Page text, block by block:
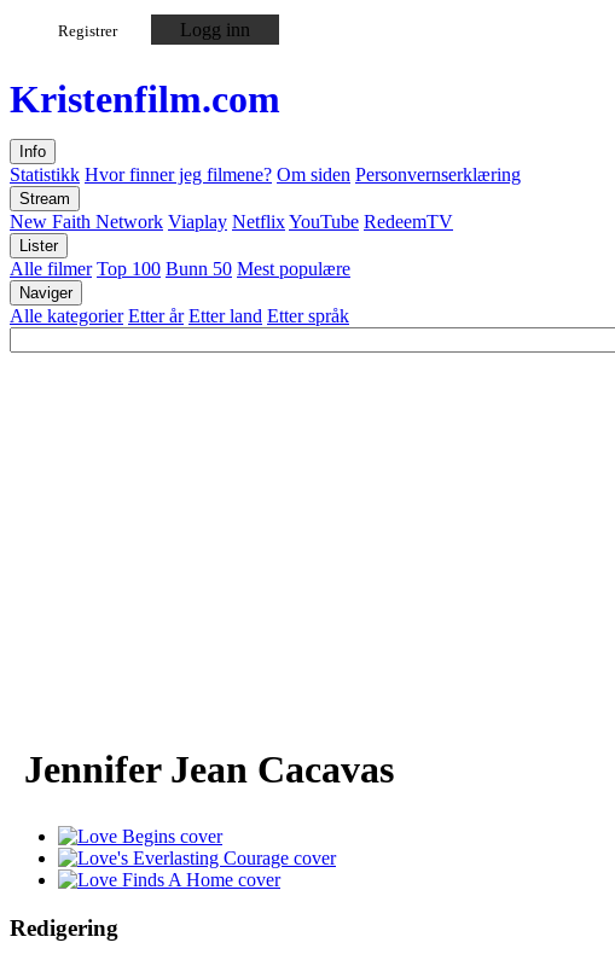
Registrer Logg inn
Kristenfilm.com
Info
Statistikk Hvor finner jeg filmene? Om siden Personvernserklæring
Stream
New Faith Network Viaplay NetflixYouTube RedeemTV
Lister
Alle filmer Top 100 Bunn 50 Mest populære
Naviger
Alle kategorier Etter år Etter land Etter språk
Jennifer Jean Cacavas
Redigering